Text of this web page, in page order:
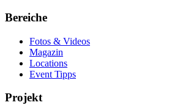
Bereiche
Fotos & Videos
Magazin
Locations
Event Tipps
Projekt